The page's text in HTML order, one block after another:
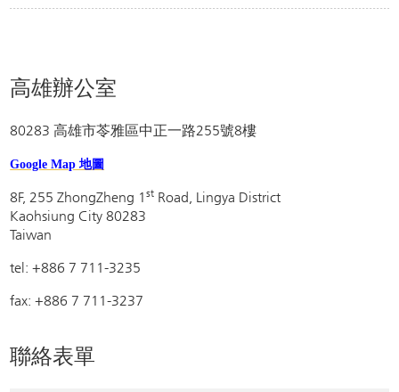
高雄辦公室
80283 高雄市苓雅區中正一路255號8樓
Google Map 地圖
8F, 255 ZhongZheng 1st Road, Lingya District
Kaohsiung City 80283
Taiwan
tel: +886 7 711-3235
fax: +886 7 711-3237
聯絡表單